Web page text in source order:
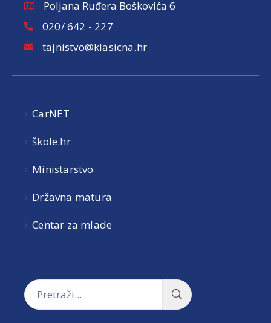
Poljana Ruđera Boškovića 6
020/ 642 - 227
tajnistvo@klasicna.hr
CarNET
škole.hr
Ministarstvo
Državna matura
Centar za mlade